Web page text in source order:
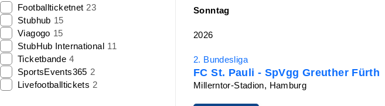
Footballticketnet 23
Stubhub 15
Viagogo 15
StubHub International 11
Ticketbande 4
SportsEvents365 2
Livefootballtickets 2
Sonntag
2026
2. Bundesliga
FC St. Pauli - SpVgg Greuther Fürth
Millerntor-Stadion, Hamburg